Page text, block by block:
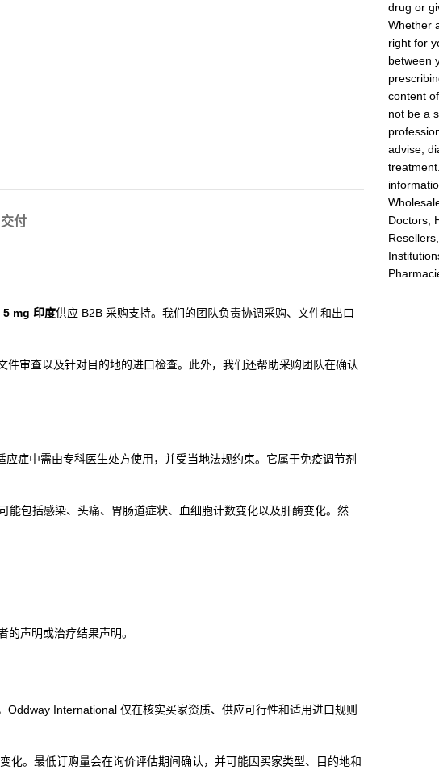
付
mg 印度供应 B2B 采购支持。我们的团队负责协调采购、文件和出口
件审查以及针对目的地的进口检查。此外，我们还帮助采购团队在确认
症中需由专科医生处方使用，并受当地法规约束。它属于免疫调节剂
包括感染、头痛、胃肠道症状、血细胞计数变化以及肝酶变化。然
声明或治疗结果声明。
International 仅在核实买家资质、供应可行性和适用进口规则
化。最低订购量会在询价评估期间确认，并可能因买家类型、目的地和
drug or
Whether
right for
between
content
not be a
advise,
Doctors,